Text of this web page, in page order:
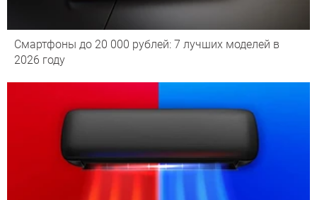
Смартфоны до 20 000 рублей: 7 лучших моделей в
2026 году